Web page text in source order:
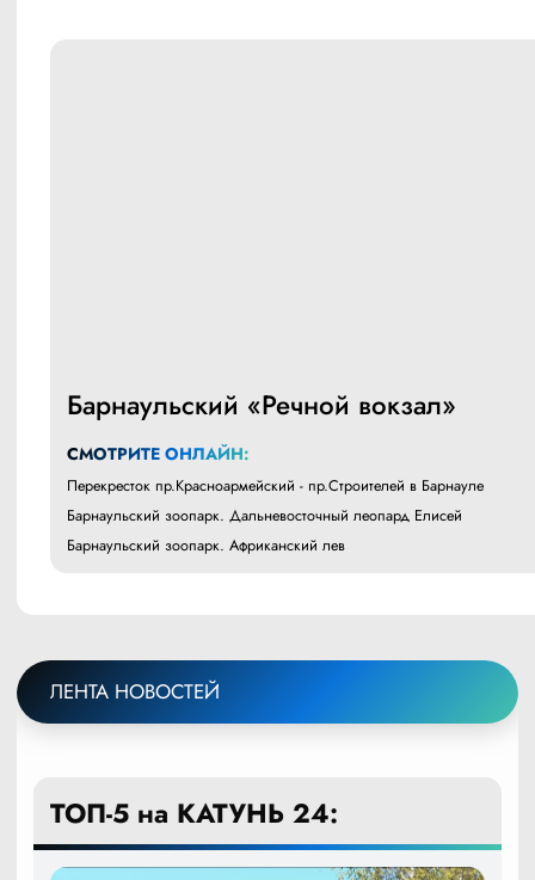
Барнаульский «Речной вокзал»
СМОТРИТЕ ОНЛАЙН:
Перекресток пр.Красноармейский - пр.Строителей в Барнауле
Барнаульский зоопарк. Дальневосточный леопард Елисей
Барнаульский зоопарк. Африканский лев
ЛЕНТА НОВОСТЕЙ
ТОП-5 на КАТУНЬ 24: